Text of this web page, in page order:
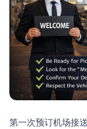
第一次预订机场接